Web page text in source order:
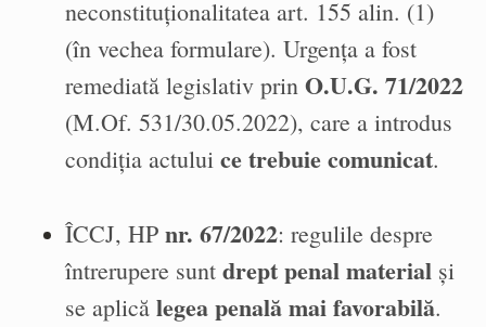
neconstituționalitatea art. 155 alin. (1)
(în vechea formulare). Urgența a fost
remediată legislativ prin O.U.G. 71/2022
(M.Of. 531/30.05.2022), care a introdus
condiția actului ce trebuie comunicat.
ÎCCJ, HP nr. 67/2022: regulile despre
întrerupere sunt drept penal material și
se aplică legea penală mai favorabilă.